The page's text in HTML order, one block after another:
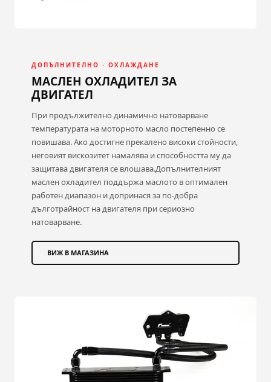
ДОПЪЛНИТЕЛНО · ОХЛАЖДАНЕ
МАСЛЕН ОХЛАДИТЕЛ ЗА
ДВИГАТЕЛ
При продължително динамично натоварване
температурата на моторното масло постепенно се
повишава. Ако достигне прекалено високи стойности,
неговият вискозитет намалява и способността му да
защитава двигателя се влошава.Допълнителният
маслен охладител поддържа маслото в оптимален
работен диапазон и допринася за по-добра
дълготрайност на двигателя при сериозно
натоварване.
ВИЖ В МАГАЗИНА